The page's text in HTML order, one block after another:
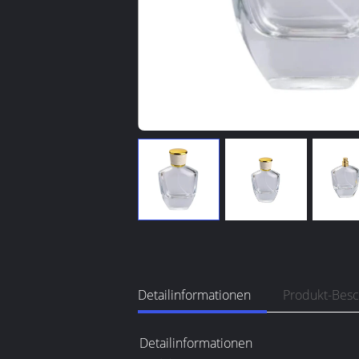
Detailinformationen Produkt-
Detailinformationen